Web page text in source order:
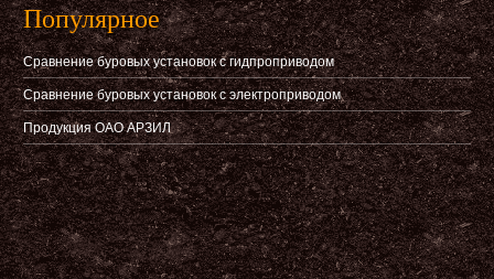
Популярное
Сравнение буровых установок с гидпроприводом
Сравнение буровых установок с электроприводом
Продукция ОАО АРЗИЛ